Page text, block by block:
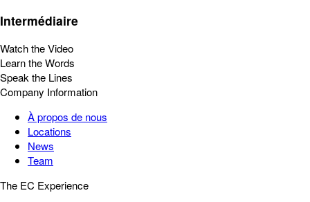
Intermédiaire
Watch the Video
Learn the Words
Speak the Lines
Company Information
À propos de nous
Locations
News
Team
The EC Experience